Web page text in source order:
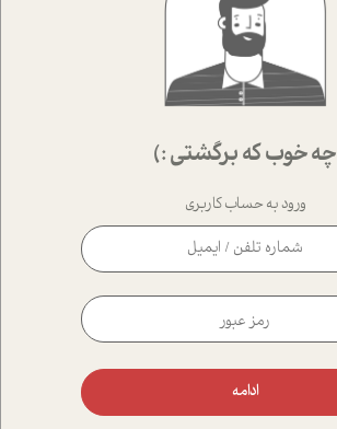
چه خوب که برگشتی :)
ورود به حساب کاربری
ادامه